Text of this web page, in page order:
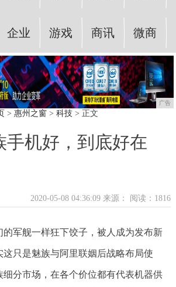
企业 游戏 商讯 微商
广告
> 惠州之窗> 科技> 正文
手机好，到底好在
2020-05-08 04:36:09 来源： 阅读：1816
的军舰一样狂下饺子，被人成为发布新
只是魅族与阿里联姻后战略布局使
分市场，在各个价位都有代表机器供